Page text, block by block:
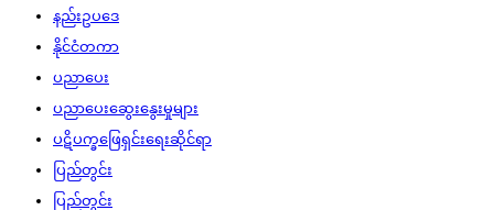
နည်းဥပဒေ
နိုင်ငံတကာ
ပညာပေး
ပညာပေးဆွေးနွေးမှုများ
ပဋိပက္ခဖြေရှင်းရေးဆိုင်ရာ
ပြည်တွင်း
ပြည်တွင်း